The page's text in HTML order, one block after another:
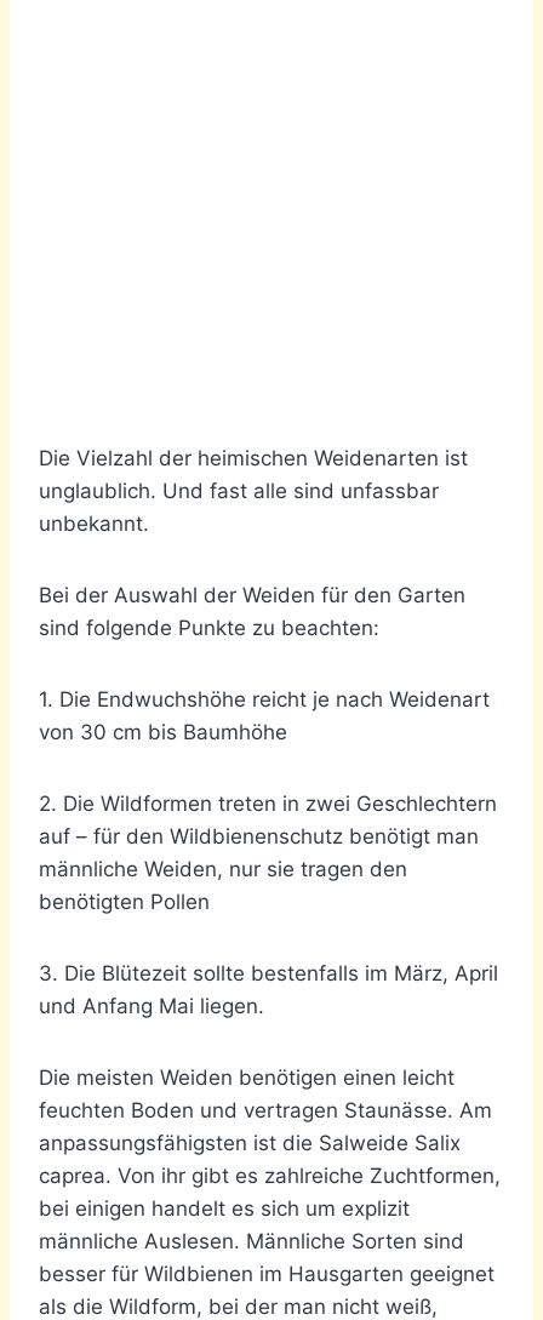
Die Vielzahl der heimischen Weidenarten ist
unglaublich. Und fast alle sind unfassbar
unbekannt.
Bei der Auswahl der Weiden für den Garten
sind folgende Punkte zu beachten:
1. Die Endwuchshöhe reicht je nach Weidenart
von 30 cm bis Baumhöhe
2. Die Wildformen treten in zwei Geschlechtern
auf – für den Wildbienenschutz benötigt man
männliche Weiden, nur sie tragen den
benötigten Pollen
3. Die Blütezeit sollte bestenfalls im März, April
und Anfang Mai liegen.
Die meisten Weiden benötigen einen leicht
feuchten Boden und vertragen Staunässe. Am
anpassungsfähigsten ist die Salweide Salix
caprea. Von ihr gibt es zahlreiche Zuchtformen,
bei einigen handelt es sich um explizit
männliche Auslesen. Männliche Sorten sind
besser für Wildbienen im Hausgarten geeignet
als die Wildform, bei der man nicht weiß,